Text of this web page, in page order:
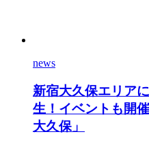
news
新宿大久保エリア
生！イベントも開
大久保」